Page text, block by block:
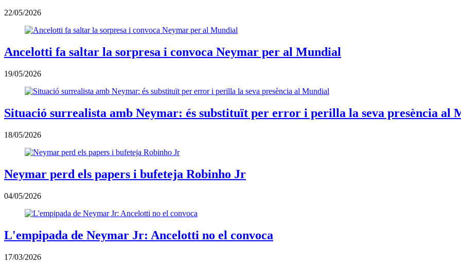
22/05/2026
Ancelotti fa saltar la sorpresa i convoca Neymar per al Mundial
19/05/2026
Situació surrealista amb Neymar: és substituït per error i perilla la seva presència al
18/05/2026
Neymar perd els papers i bufeteja Robinho Jr
04/05/2026
L'empipada de Neymar Jr: Ancelotti no el convoca
17/03/2026